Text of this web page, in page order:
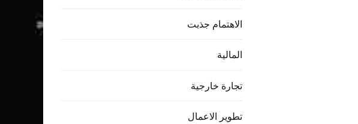
الاهتمام جذبت
المالية
تجارة خارجية
تطوير الاعمال